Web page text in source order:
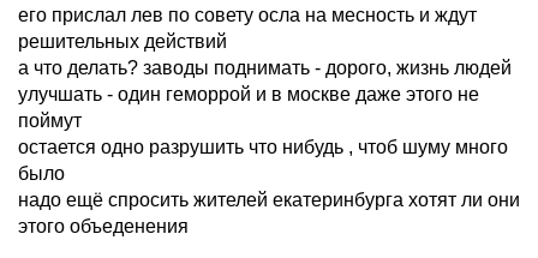
его прислал лев по совету осла на месность и ждут
решительных действий
а что делать? заводы поднимать - дорого, жизнь людей
улучшать - один геморрой и в москве даже этого не
поймут
остается одно разрушить что нибудь , чтоб шуму много
было
надо ещё спросить жителей екатеринбурга хотят ли они
этого объеденения